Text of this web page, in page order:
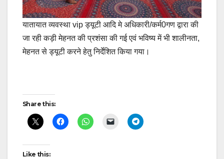
यातायात व्यवस्था vip ड्यूटी आदि मे अधिकारी/कर्म0गण द्वारा की
जा रही कड़ी मेहनत की प्रशंसा की गई एवं भविष्य में भी शालीनता,
मेहनत से ड्यूटी करने हेतु निर्देशित किया गया।
Post
navigation
Share this:
Like this: